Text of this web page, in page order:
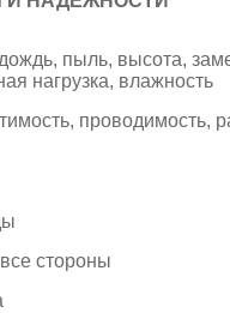
пыль, высота,
нагрузка, влажность
проводимость,
стороны